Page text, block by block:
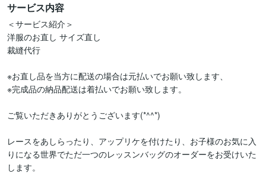
サービス内容
＜サービス紹介＞
洋服のお直し サイズ直し
裁縫代行
※お直し品を当方に配送の場合は元払いでお願い致します、
※完成品の納品配送は着払いでお願い致します。
ご覧いただきありがとうございます(*^^*)
レースをあしらったり、アップリケを付けたり、お子様のお気に入
りになる世界でただ一つのレッスンバッグのオーダーをお受けいた
します。